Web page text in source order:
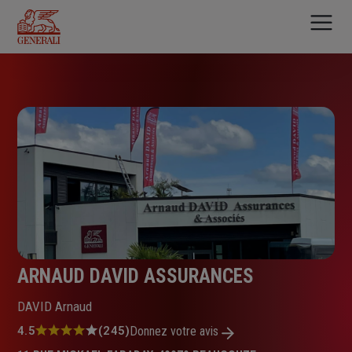
contenu
principal
ARNAUD DAVID ASSURANCES
DAVID Arnaud
Note
4.5 (245)Donnez votre avis